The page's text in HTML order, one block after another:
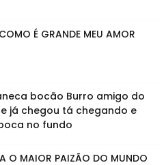
É GRANDE MEU AMOR
bocão Burro amigo do
já chegou tá chegando e
no fundo
O MAIOR PAIZÃO DO MUNDO